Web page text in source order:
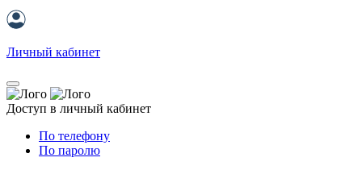
Личный кабинет
Доступ в личный кабинет
По телефону
По паролю